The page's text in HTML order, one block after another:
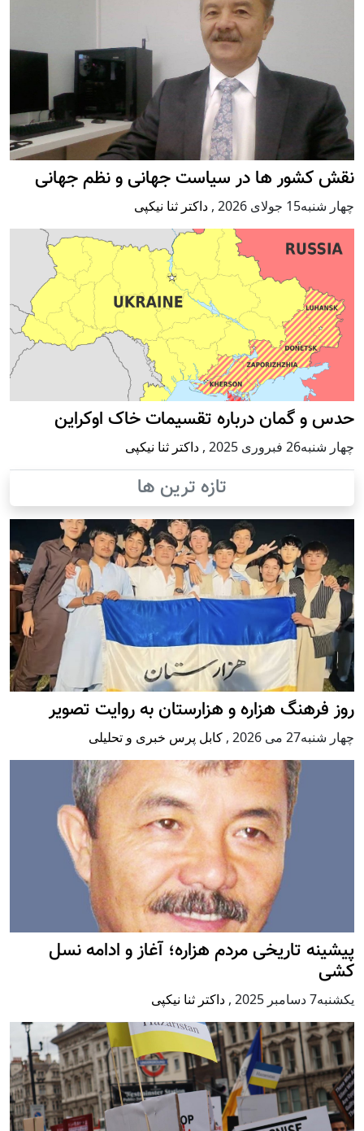
نقش کشور ها در سیاست جهانی و نظم جهانی
چهار شنبه15 جولای 2026 , داکتر ثنا نیکپی
حدس و گمان درباره تقسیمات خاک اوکراین
چهار شنبه26 فبروری 2025 , داکتر ثنا نیکپی
تازه ترین ها
روز فرهنگ هزاره و هزارستان به روایت تصویر
چهار شنبه27 می 2026 , کابل پرس خبری و تحلیلی
پيشينه تاريخی مردم هزاره؛ آغاز و ادامه نسل
کشی
يكشنبه7 دسامبر 2025 , داکتر ثنا نیکپی